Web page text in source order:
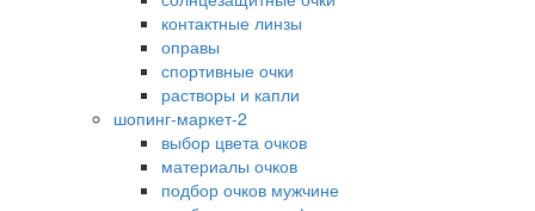
контактные линзы
оправы
спортивные очки
растворы и капли
шопинг-маркет-2
выбор цвета очков
материалы очков
подбор очков мужчине